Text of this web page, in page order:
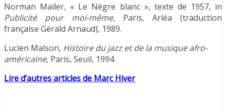
Norman Mailer, « Le Nègre blanc », texte de 1957, in
Publicité pour moi-même, Paris, Arléa (traduction
française Gérald Arnaud), 1989.
Lucien Malson, Histoire du jazz et de la musique afro-
américaine, Paris, Seuil, 1994.
Lire d’autres articles de Marc Hiver